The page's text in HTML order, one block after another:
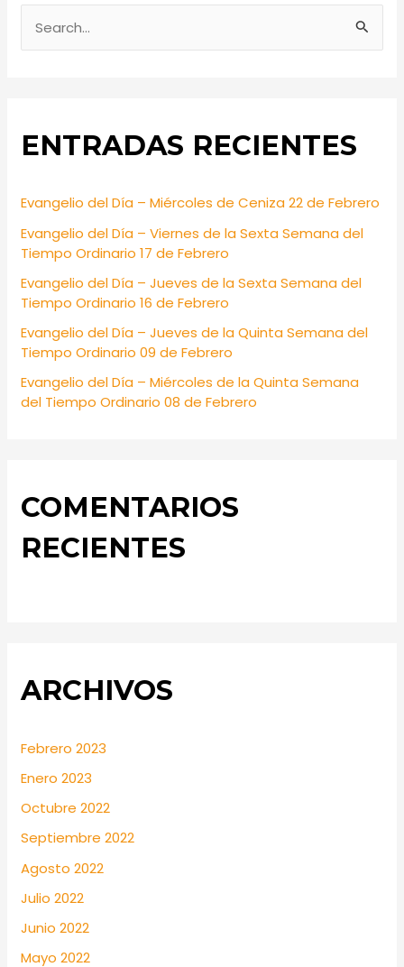
c
r
:
ENTRADAS RECIENTES
Evangelio del Día – Miércoles de Ceniza 22 de Febrero
Evangelio del Día – Viernes de la Sexta Semana del
Tiempo Ordinario 17 de Febrero
Evangelio del Día – Jueves de la Sexta Semana del
Tiempo Ordinario 16 de Febrero
Evangelio del Día – Jueves de la Quinta Semana del
Tiempo Ordinario 09 de Febrero
Evangelio del Día – Miércoles de la Quinta Semana
del Tiempo Ordinario 08 de Febrero
COMENTARIOS
RECIENTES
ARCHIVOS
Febrero 2023
Enero 2023
Octubre 2022
Septiembre 2022
Agosto 2022
Julio 2022
Junio 2022
Mayo 2022